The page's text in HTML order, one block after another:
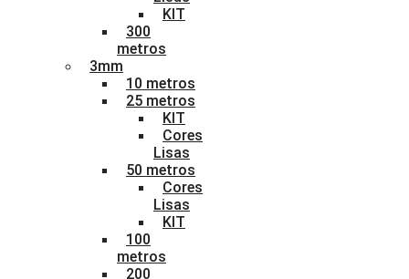
KIT
300
metros
3mm
10 metros
25 metros
KIT
Cores
Lisas
50 metros
Cores
Lisas
KIT
100
metros
200